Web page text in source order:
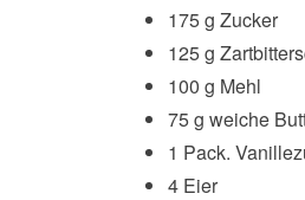
175 g Zucker
125 g
100 g Mehl
75 g weiche
1 Pack.
4 Eier